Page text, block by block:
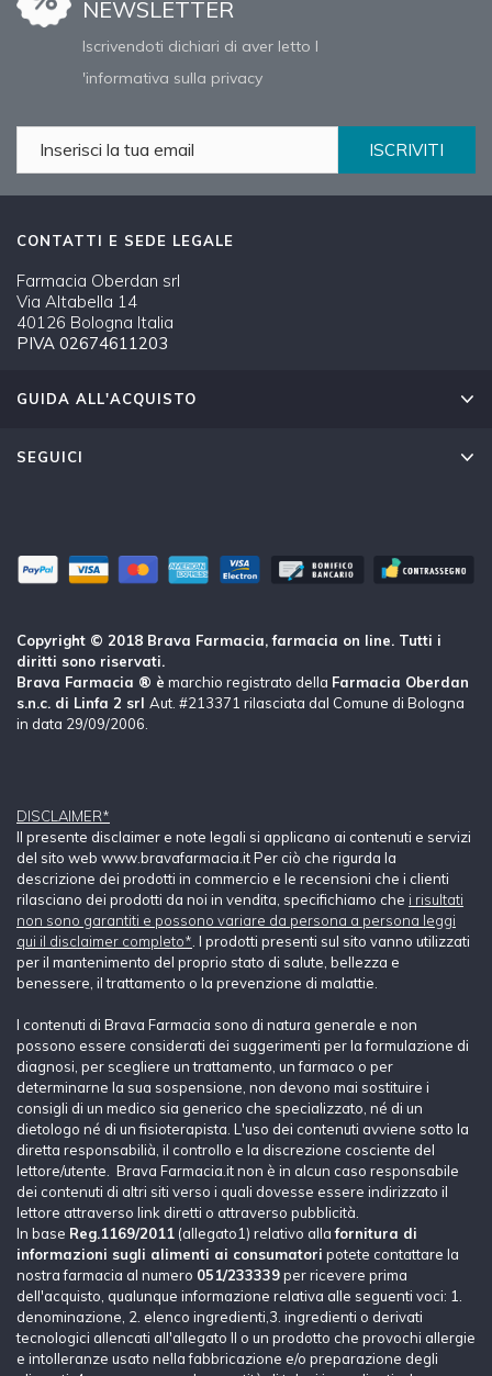
NEWSLETTER
Iscrivendoti dichiari di aver letto l
'informativa sulla privacy
ISCRIVITI
CONTATTI E SEDE LEGALE
Farmacia Oberdan srl
Via Altabella 14
40126 Bologna Italia
PIVA 02674611203
GUIDA ALL'ACQUISTO
SEGUICI
Copyright © 2018 Brava Farmacia, farmacia on line. Tutti i
diritti sono riservati.
Brava Farmacia ® è marchio registrato della Farmacia Oberdan
s.n.c. di Linfa 2 srl Aut. #213371 rilasciata dal Comune di Bologna
in data 29/09/2006.
DISCLAIMER*
Il presente disclaimer e note legali si applicano ai contenuti e servizi
del sito web www.bravafarmacia.it Per ciò che rigurda la
descrizione dei prodotti in commercio e le recensioni che i clienti
rilasciano dei prodotti da noi in vendita, specifichiamo che i risultati
non sono garantiti e possono variare da persona a persona leggi
qui il disclaimer completo* . I prodotti presenti sul sito vanno utilizzati
per il mantenimento del proprio stato di salute, bellezza e
benessere, il trattamento o la prevenzione di malattie.
I contenuti di Brava Farmacia sono di natura generale e non
possono essere considerati dei suggerimenti per la formulazione di
diagnosi, per scegliere un trattamento, un farmaco o per
determinarne la sua sospensione, non devono mai sostituire i
consigli di un medico sia generico che specializzato, né di un
dietologo né di un fisioterapista. L'uso dei contenuti avviene sotto la
diretta responsabilià, il controllo e la discrezione cosciente del
lettore/utente. Brava Farmacia.it non è in alcun caso responsabile
dei contenuti di altri siti verso i quali dovesse essere indirizzato il
lettore attraverso link diretti o attraverso pubblicità.
In base Reg.1169/2011 (allegato1) relativo allafornitura di
informazioni sugli alimenti ai consumatori potete contattare la
nostra farmacia al numero 051/233339per ricevere prima
dell'acquisto, qualunque informazione relativa alle seguenti voci: 1.
denominazione, 2. elenco ingredienti,3. ingredienti o derivati
tecnologici allencati all'allegato II o un prodotto che provochi allergie
e intolleranze usato nella fabbricazione e/o preparazione degli